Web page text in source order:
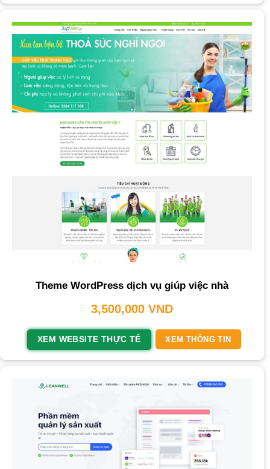
Theme WordPress dịch vụ giúp việc nhà
3,500,000 VND
XEM WEBSITE THỰC TẾ XEM THÔNG TIN